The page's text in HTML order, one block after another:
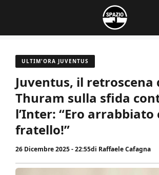
contenuto
ULTIM'ORA JUVENTUS
Juventus, il retroscena
Thuram sulla sfida
l’Inter: “Ero arrabbiato
fratello!”
26 Dicembre 2025 - 22:55di Raffaele Cafagna